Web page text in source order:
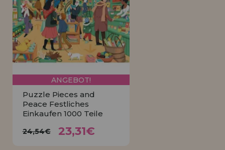
LIQUIDIÉRUNG
INFORMATIONEN
info@puzzleladen.de
NEUER KUNDE
ANGEBOT!
Puzzle Pieces and
Peace Festliches
Einkaufen 1000 Teile
24,54€ 23,31€